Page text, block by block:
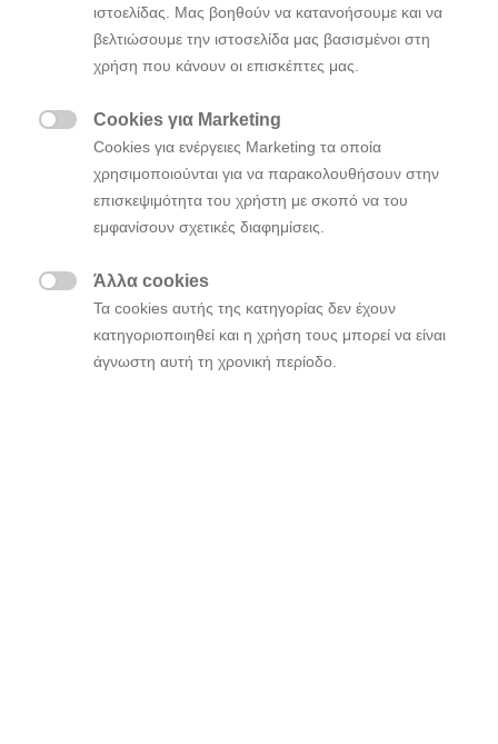
ιστοελίδας. Μας βοηθούν να κατανοήσουμε και να
βελτιώσουμε την ιστοσελίδα μας βασισμένοι στη
χρήση που κάνουν οι επισκέπτες μας.
Cookies για Marketing
Cookies για ενέργειες Marketing τα οποία
χρησιμοποιούνται για να παρακολουθήσουν στην
επισκεψιμότητα του χρήστη με σκοπό να του
εμφανίσουν σχετικές διαφημίσεις.
Άλλα cookies
Τα cookies αυτής της κατηγορίας δεν έχουν
κατηγοριοποιηθεί και η χρήση τους μπορεί να είναι
άγνωστη αυτή τη χρονική περίοδο.